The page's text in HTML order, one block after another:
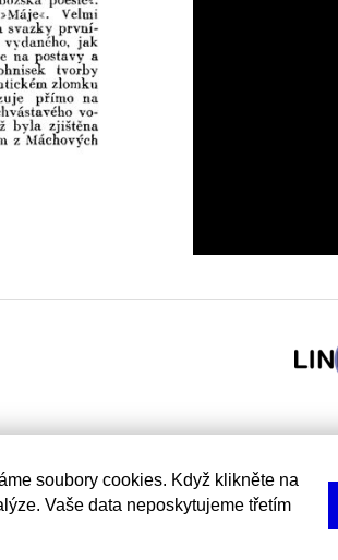
soubory cookies. Když klikněte na
Vaše data neposkytujeme třetím